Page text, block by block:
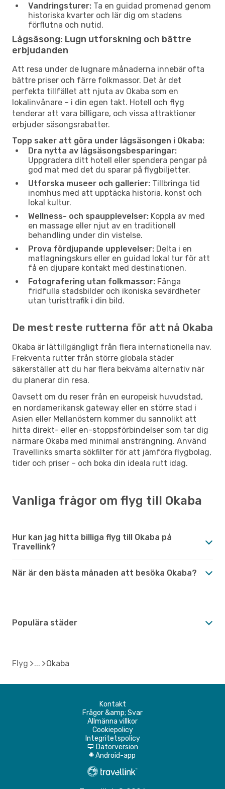
Vandringsturer: Ta en guidad promenad genom
historiska kvarter och lär dig om stadens
förflutna och nutid.
Lågsäsong: Lugn utforskning och bättre
erbjudanden
Att resa under de lugnare månaderna innebär ofta
bättre priser och färre folkmassor. Det är det
perfekta tillfället att njuta av Okaba som en
lokalinvånare – i din egen takt. Hotell och flyg
tenderar att vara billigare, och vissa attraktioner
erbjuder säsongsrabatter.
Topp saker att göra under lågsäsongen i Okaba:
Dra nytta av lågsäsongsbesparingar:
Uppgradera ditt hotell eller spendera pengar på
god mat med det du sparar på flygbiljetter.
Utforska museer och gallerier: Tillbringa tid
inomhus med att upptäcka historia, konst och
lokal kultur.
Wellness- och spaupplevelser: Koppla av med
en massage eller njut av en traditionell
behandling under din vistelse.
Prova fördjupande upplevelser: Delta i en
matlagningskurs eller en guidad lokal tur för att
få en djupare kontakt med destinationen.
Fotografering utan folkmassor: Fånga
fridfulla stadsbilder och ikoniska sevärdheter
utan turisttrafik i din bild.
De mest reste rutterna för att nå Okaba
Okaba är lättillgängligt från flera internationella nav.
Frekventa rutter från större globala städer
säkerställer att du har flera bekväma alternativ när
du planerar din resa.
Oavsett om du reser från en europeisk huvudstad,
en nordamerikansk gateway eller en större stad i
Asien eller Mellanöstern kommer du sannolikt att
hitta direkt- eller en-stoppsförbindelser som tar dig
närmare Okaba med minimal ansträngning. Använd
Travellinks smarta sökfilter för att jämföra flygbolag,
tider och priser – och boka din ideala rutt idag.
Vanliga frågor om flyg till Okaba
Hur kan jag hitta billiga flyg till Okaba på
Travellink?
När är den bästa månaden att besöka Okaba?
Populära städer
Flyg Okaba
Kontakt
Frågor &amp; Svar
Allmänna villkor
Cookiepolicy
Integritetspolicy
d Datorversion
A Android-app